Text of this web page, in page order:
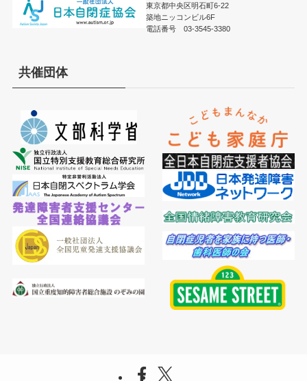
東京都中央区明石町6-22
築地ニッコンビル6F
電話番号 03-3545-3380
共催団体